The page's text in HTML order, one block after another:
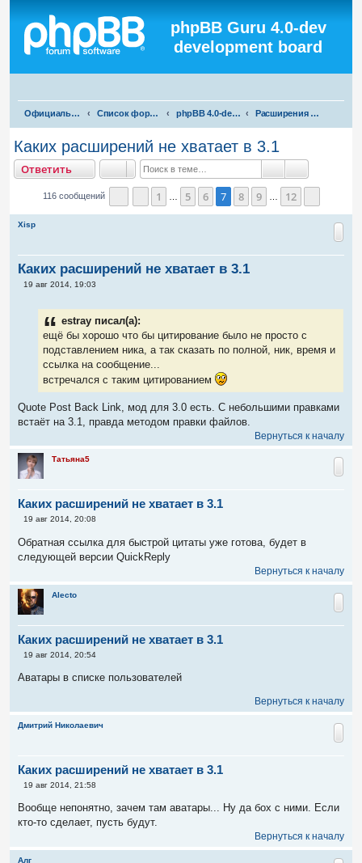
phpBB Guru 4.0-dev
development board
Официальная русская поддержка phpBB3 Список форумов phpBB 4.0-dev test Расширения для phpBB 4.0-dev
Каких расширений не хватает в 3.1
Ответить Поиск
116 сообщений Страница7 из12
Пред.
1 5 6 7 8 9 12 След.
Xisp
Каких расширений не хватает в 3.1
С
19 авг 2014, 19:03
estray писал(а):
ещё бы хорошо что бы цитирование было не просто с
подставлением ника, а так сказать по полной, ник, время и
ссылка на сообщение...
встречался с таким цитированием
Quote Post Back Link, мод для 3.0 есть. С небольшими правками
встаёт на 3.1, правда методом правки файлов.
Вернуться к началу
Татьяна5
Каких расширений не хватает в 3.1
С
о
б
щ
и
е
19 авг 2014, 20:08
Обратная ссылка для быстрой цитаты уже готова, будет в
следующей версии QuickReply
Вернуться к началу
Alecto
Каких расширений не хватает в 3.1
С
б
н
19 авг 2014, 20:54
Аватары в списке пользователей
Вернуться к началу
Дмитрий Николаевич
Каких расширений не хватает в 3.1
С
о
б
щ
и
19 авг 2014, 21:58
Вообще непонятно, зачем там аватары... Ну да бох с ними. Если
кто-то сделает, пусть будут.
Вернуться к началу
Алг